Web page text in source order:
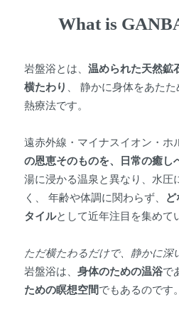
What is
岩盤浴とは、 温められた天然鉱
横たわり
、 静かに身体をあた
熱療法です。
遠赤外線・マイナスイオン・ホ
の恩恵そのものを、日常の癒し
湯に浸かる温泉と異なり、水圧
く、 年齢や体調に関わらず、
タイルとして近年注目を集めて
ただ横たわるだけで、静かに深
岩盤浴は、 身体のための温浴で
ための瞑想空間でもあるのです。